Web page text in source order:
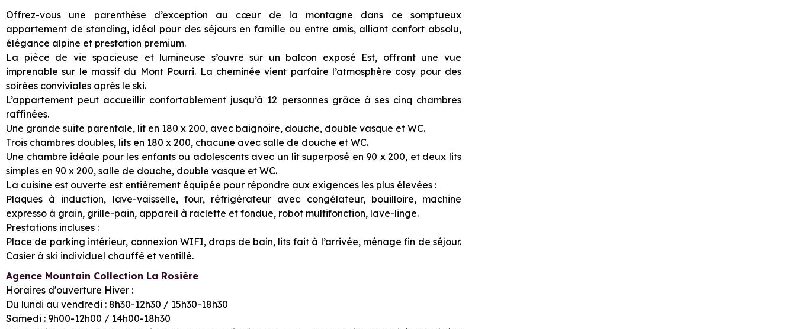
Offrez-vous une parenthèse d’exception au cœur de la montagne dans ce somptueux
appartement de standing, idéal pour des séjours en famille ou entre amis, alliant confort absolu,
élégance alpine et prestation premium.
La pièce de vie spacieuse et lumineuse s’ouvre sur un balcon exposé Est, offrant une vue
imprenable sur le massif du Mont Pourri. La cheminée vient parfaire l’atmosphère cosy pour des
soirées conviviales après le ski.
L’appartement peut accueillir confortablement jusqu’à 12 personnes grâce à ses cinq chambres
raffinées.
Une grande suite parentale, lit en 180 x 200, avec baignoire, douche, double vasque et WC.
Trois chambres doubles, lits en 180 x 200, chacune avec salle de douche et WC.
Une chambre idéale pour les enfants ou adolescents avec un lit superposé en 90 x 200, et deux lits
simples en 90 x 200, salle de douche, double vasque et WC.
La cuisine est ouverte est entièrement équipée pour répondre aux exigences les plus élevées :
Plaques à induction, lave-vaisselle, four, réfrigérateur avec congélateur, bouilloire, machine
expresso à grain, grille-pain, appareil à raclette et fondue, robot multifonction, lave-linge.
Prestations incluses :
Place de parking intérieur, connexion WIFI, draps de bain, lits fait à l’arrivée, ménage fin de séjour.
Casier à ski individuel chauffé et ventillé.
Agence Mountain Collection La Rosière
Horaires d'ouverture Hiver :
Du lundi au vendredi : 8h30-12h30 / 15h30-18h30
Samedi : 9h00-12h00 / 14h00-18h30